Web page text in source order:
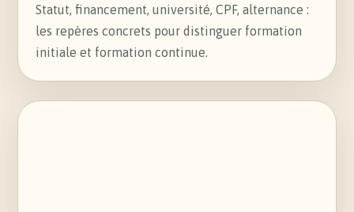
Statut, financement, université, CPF, alternance :
les repères concrets pour distinguer formation
initiale et formation continue.